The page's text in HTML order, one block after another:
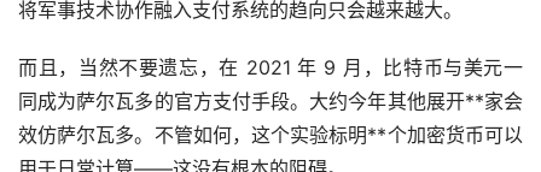
将军事技术协作融入支付系统的趋向只会越来越大。
而且，当然不要遗忘，在 2021 年 9 月，比特币与美元一
同成为萨尔瓦多的官方支付手段。大约今年其他展开**家会
效仿萨尔瓦多。不管如何，这个实验标明**个加密货币可以